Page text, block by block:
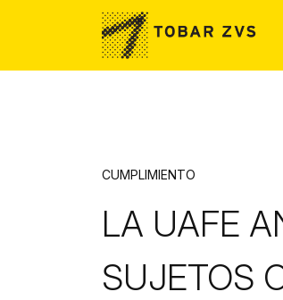
Skip to main content
CUMPLIMIENTO
LA UAFE
SUJETOS